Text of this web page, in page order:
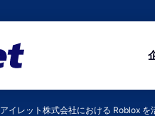
アイレット株式会社における Roblox